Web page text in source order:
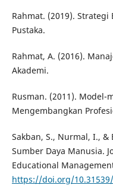
Rahmat. (2019).
Pustaka.
Rahmat, A. (2016).
Akademi.
Rusman. (2011). Model-
Mengembangkan
Sakban, S., Nurmal, I., &
Sumber Daya Manusia.
Educational
https://doi.org/